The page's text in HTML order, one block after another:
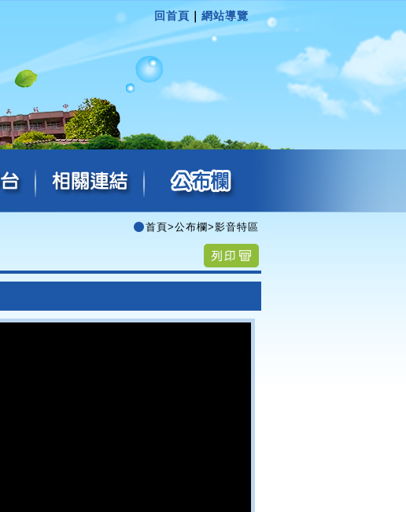
回首頁 網站導覽
首頁>公布欄>影音特區